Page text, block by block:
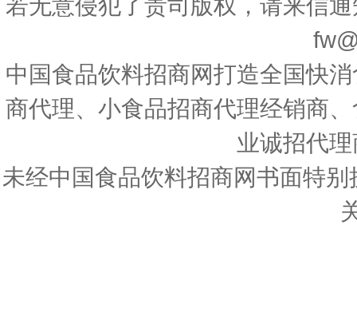
中国食品饮料招商网打造全国快
商代理、小食品招商代理经销商
业诚招代
未经中国食品饮料招商网书面特